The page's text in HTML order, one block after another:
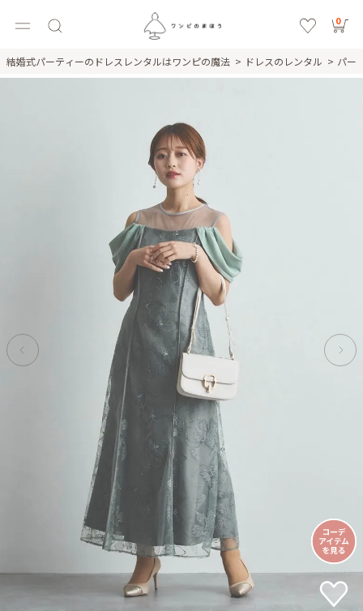
0
結婚式パーティーのドレスレンタルはワンピの魔法 ドレスのレンタル パー